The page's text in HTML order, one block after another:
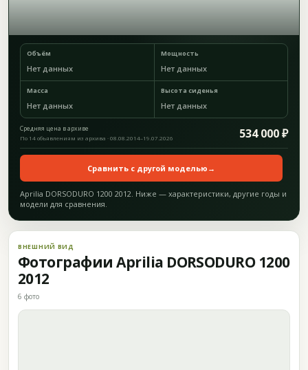
Объём
Нет данных
Мощность
Нет данных
Масса
Нет данных
Высота сиденья
Нет данных
Средняя цена в архиве 534 000 ₽
По 14 объявлениям из архива · 08.08.2014–19.07.2026
Сравнить с другой моделью →
Aprilia DORSODURO 1200 2012. Ниже — характеристики, другие годы и
модели для сравнения.
ВНЕШНИЙ ВИД
Фотографии Aprilia DORSODURO 1200
2012
6 фото